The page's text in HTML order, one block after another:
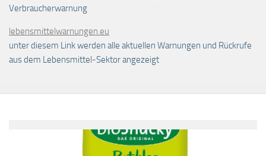
Verbraucherwarnung
lebensmittelwarnungen.eu
unter diesem Link werden alle aktuellen Warnungen und Rückrufe
aus dem Lebensmittel-Sektor angezeigt